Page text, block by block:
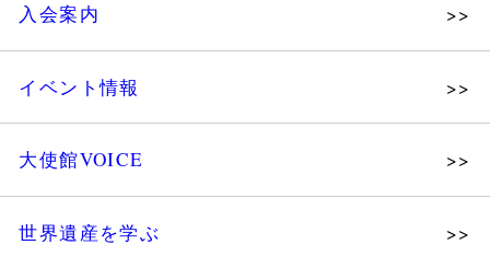
組織図・役員
法人会員・協賛団体／公認団体
入会案内
イベント情報
大使館VOICE
世界遺産を学ぶ